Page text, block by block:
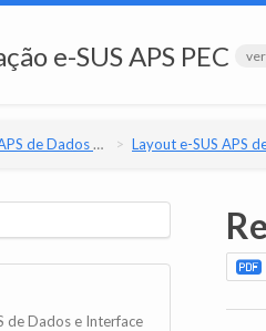
e-SUS APS PEC
Dados e Interface Layout e-SUS APS de Dados e
de Dados e Interface